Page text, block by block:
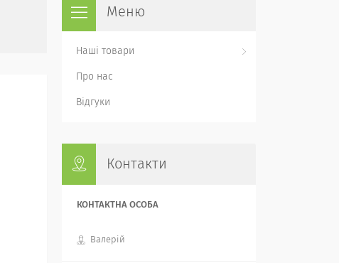
Наші товари
Про нас
Відгуки
Контакти
Валерій